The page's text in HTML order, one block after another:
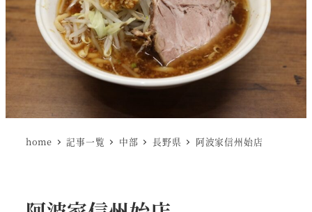
home 記事一覧 中部 長野県 阿波家信州始店